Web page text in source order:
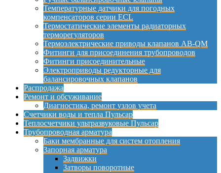
Температурные датчики для погодных
компенсаторов серии ECL
Термостатические элементы радиаторных
терморегуляторов
Термоэлектрические приводы клапанов AB-QM
Фитинги для присоединения трубопроводов
Фитинги присоединительные
Электроприводы редукторные для
балансировочных клапанов
Распродажа
Ремонт и обсуживание
Диагностика, ремонт узлов учета
Счетчики воды и тепла Пульсар
Теплосчетчики ультразвуковые Пульсар
Трубопроводная арматура
Баки мембранные для систем отопления
Запорная арматура
Задвижки
Затворы поворотные